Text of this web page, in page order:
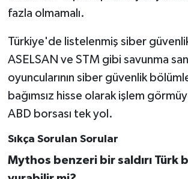
fazla olmamalı.
Türkiye'de listelenmiş siber
ASELSAN ve STM gibi savunma
oyuncularının siber güvenlik
bağımsız hisse olarak işlem
ABD borsası tek yol.
Sıkça Sorulan Sorular
Mythos benzeri bir saldırı Türk